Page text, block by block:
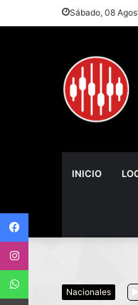
Sábado, 08
INICIO
Nacionales
App Android